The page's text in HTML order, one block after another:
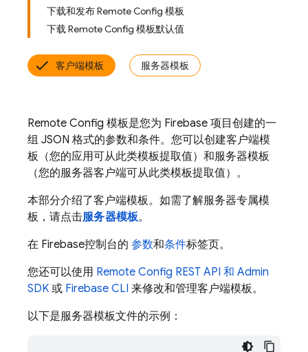
下载和发布 Remote Config 模板
下载 Remote Config 模板默认值
客户端模板 服务器模板
Remote Config 模板是您为 Firebase 项目创建的一
组 JSON 格式的参数和条件。您可以创建客户端模
板（您的应用可从此类模板提取值）和服务器模板
（您的服务器客户端可从此类模板提取值）。
本部分介绍了客户端模板。如需了解服务器专属模
板，请点击服务器模板。
在 Firebase控制台的 参数和条件标签页。
您还可以使用 Remote Config REST API 和 Admin
SDK 或 Firebase CLI 来修改和管理客户端模板。
以下是服务器模板文件的示例：